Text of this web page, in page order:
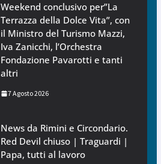
Weekend conclusivo per”La
Terrazza della Dolce Vita”, con
il Ministro del Turismo Mazzi,
Iva Zanicchi, l’Orchestra
Fondazione Pavarotti e tanti
altri
7 Agosto 2026
News da Rimini e Circondario.
Red Devil chiuso | Traguardi |
Papa, tutti al lavoro